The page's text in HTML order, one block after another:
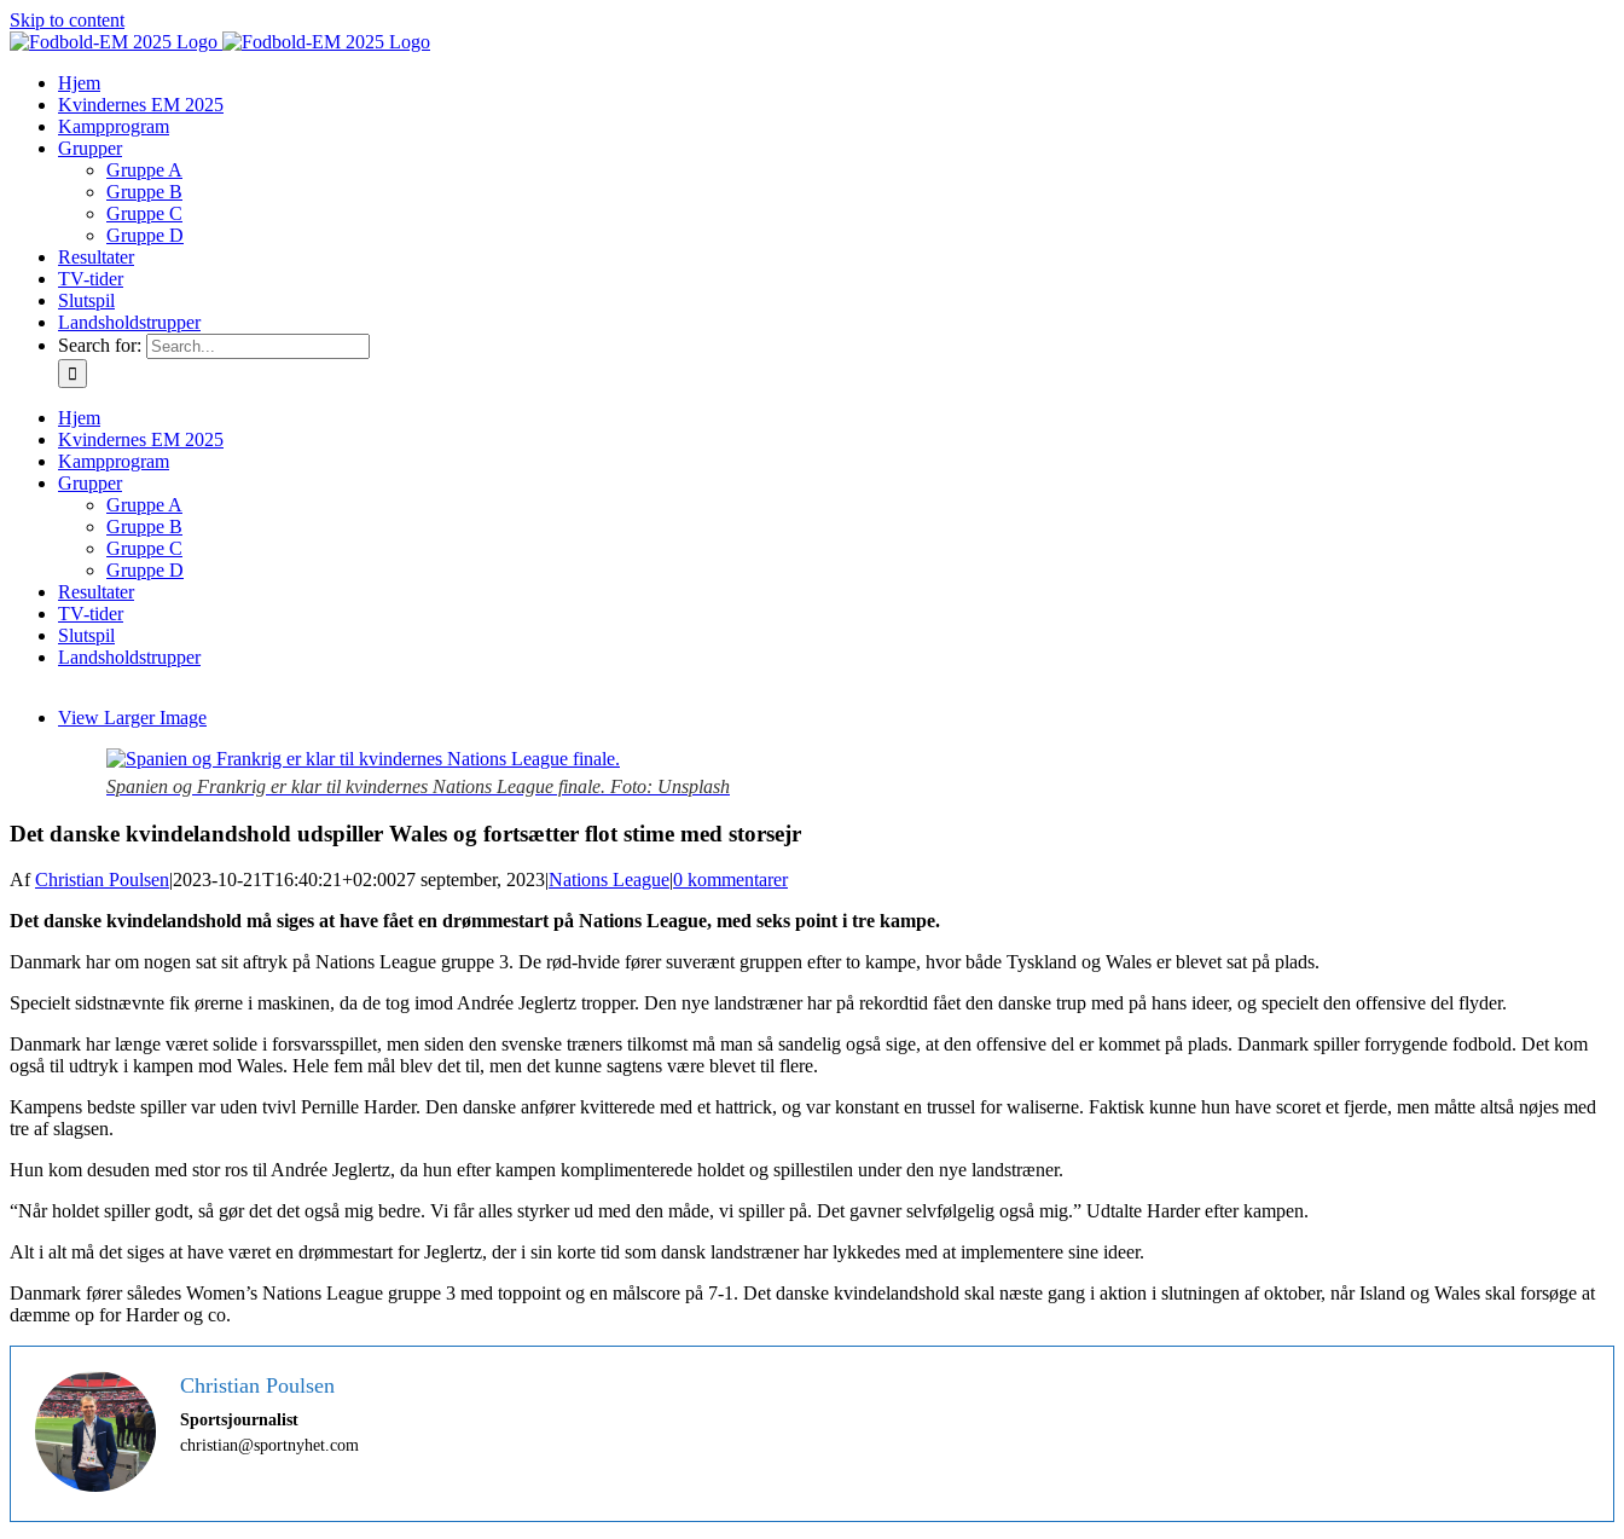
Skip to content
Hjem
Kvindernes EM 2025
Kampprogram
Grupper
Gruppe A
Gruppe B
Gruppe C
Gruppe D
Resultater
TV-tider
Slutspil
Landsholdstrupper
Search for:
Hjem
Kvindernes EM 2025
Kampprogram
Grupper
Gruppe A
Gruppe B
Gruppe C
Gruppe D
Resultater
TV-tider
Slutspil
Landsholdstrupper
View Larger Image
Spanien og Frankrig er klar til kvindernes Nations League finale. Foto: Unsplash
Det danske kvindelandshold udspiller Wales og fortsætter flot stime med storsejr
AfChristian Poulsen|2023-10-21T16:40:21+02:0027 september, 2023|Nations League|0 kommentarer
Det danske kvindelandshold må siges at have fået en drømmestart på Nations League, med seks point i tre kampe.
Danmark har om nogen sat sit aftryk på Nations League gruppe 3. De rød-hvide fører suverænt gruppen efter to kampe, hvor både Tyskland og Wales er blevet sat på plads.
Specielt sidstnævnte fik ørerne i maskinen, da de tog imod Andrée Jeglertz tropper. Den nye landstræner har på rekordtid fået den danske trup med på hans ideer, og specielt den offensive del flyder.
Danmark har længe været solide i forsvarsspillet, men siden den svenske træners tilkomst må man så sandelig også sige, at den offensive del er kommet på plads. Danmark spiller forrygende fodbold. Det kom
også til udtryk i kampen mod Wales. Hele fem mål blev det til, men det kunne sagtens være blevet til flere.
Kampens bedste spiller var uden tvivl Pernille Harder. Den danske anfører kvitterede med et hattrick, og var konstant en trussel for waliserne. Faktisk kunne hun have scoret et fjerde, men måtte altså nøjes med
tre af slagsen.
Hun kom desuden med stor ros til Andrée Jeglertz, da hun efter kampen komplimenterede holdet og spillestilen under den nye landstræner.
“Når holdet spiller godt, så gør det det også mig bedre. Vi får alles styrker ud med den måde, vi spiller på. Det gavner selvfølgelig også mig.” Udtalte Harder efter kampen.
Alt i alt må det siges at have været en drømmestart for Jeglertz, der i sin korte tid som dansk landstræner har lykkedes med at implementere sine ideer.
Danmark fører således Women’s Nations League gruppe 3 med toppoint og en målscore på 7-1. Det danske kvindelandshold skal næste gang i aktion i slutningen af oktober, når Island og Wales skal forsøge at
dæmme op for Harder og co.
Christian Poulsen
Sportsjournalist
christian@sportnyhet.com